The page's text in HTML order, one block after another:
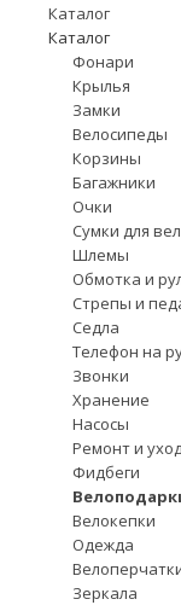
Каталог
Каталог
Фонари
Крылья
Замки
Велосипеды
Корзины
Багажники
Очки
Сумки для
Шлемы
Обмотка и
Стрепы и
Седла
Телефон на
Звонки
Хранение
Насосы
Ремонт и
Фидбеги
Велокепки
Одежда
Зеркала